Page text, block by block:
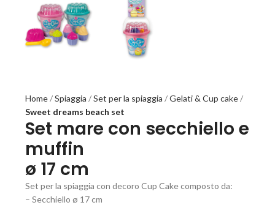
Home Spiaggia Set per la spiaggia Gelati & Cup cake
Sweet dreams beach set
Set mare con secchiello e
muffin
ø 17 cm
Set per la spiaggia con decoro Cup Cake composto da:
– Secchiello ø 17 cm